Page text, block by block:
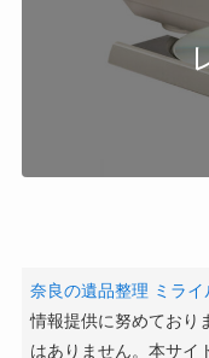
奈良の遺品整理 ミラ
情報提供に努めており
はありません。本サイ